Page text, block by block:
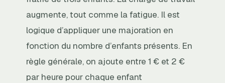
augmente, tout comme la fatigue. Il est
logique d’appliquer une majoration en
fonction du nombre d’enfants présents. En
règle générale, on ajoute entre 1 € et 2 €
par heure pour chaque enfant